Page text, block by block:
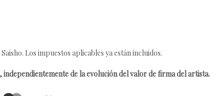
Los impuestos aplicables ya están incluidos.
de la evolución del valor de firma del artista.